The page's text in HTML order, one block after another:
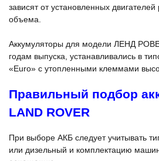
зависят от установленных
объема.
Аккумуляторы для модели ЛЕНД
годам выпуска, устанавливались в
«Euro» с утопленными клеммами
Правильный подбор
LAND ROVER
При выборе АКБ следует учитывать
или дизельный и комплектацию